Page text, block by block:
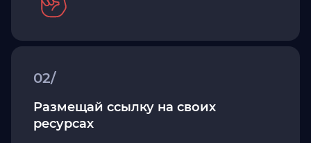
02/
Размещай ссылку на своих
ресурсах